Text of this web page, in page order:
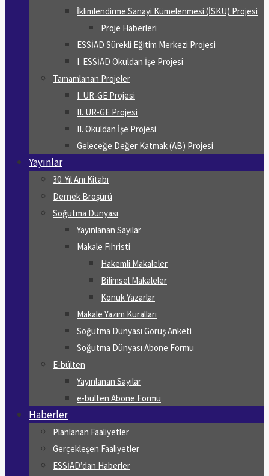
İklimlendirme Sanayi Kümelenmesi (İSKÜ) Projesi
Proje Haberleri
ESSİAD Sürekli Eğitim Merkezi Projesi
I. ESSİAD Okuldan İşe Projesi
Tamamlanan Projeler
I. UR-GE Projesi
II. UR-GE Projesi
II. Okuldan İşe Projesi
Geleceğe Değer Katmak (AB) Projesi
Yayınlar
30. Yıl Anı Kitabı
Dernek Broşürü
Soğutma Dünyası
Yayınlanan Sayılar
Makale Fihristi
Hakemli Makaleler
Bilimsel Makaleler
Konuk Yazarlar
Makale Yazım Kuralları
Soğutma Dünyası Görüş Anketi
Soğutma Dünyası Abone Formu
E-bülten
Yayınlanan Sayılar
e-bülten Abone Formu
Haberler
Planlanan Faaliyetler
Gerçekleşen Faaliyetler
ESSİAD’dan Haberler